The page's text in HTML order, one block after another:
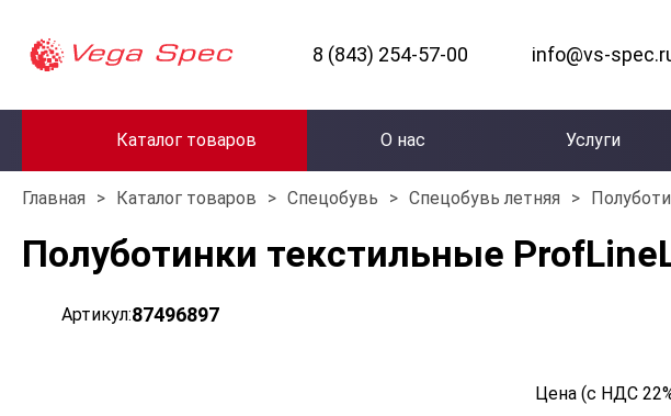
8 (843) 254-57-00 info@vs-
Каталог товаров О нас Услуги
Главная > Каталог товаров > Спецобувь > Спецобувь летняя >
Полуботинки текстильные
Артикул:87496897
Цена (с НДС